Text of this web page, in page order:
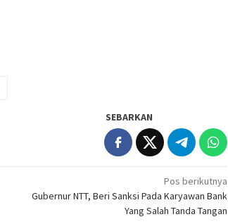
SEBARKAN
Pos berikutnya
Gubernur NTT, Beri Sanksi Pada Karyawan Bank
Yang Salah Tanda Tangan